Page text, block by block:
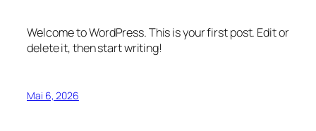
Welcome to WordPress. This is your first post. Edit or
delete it, then start writing!
Mai 6, 2026